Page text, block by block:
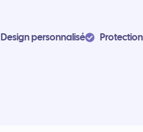
Design personnalisé